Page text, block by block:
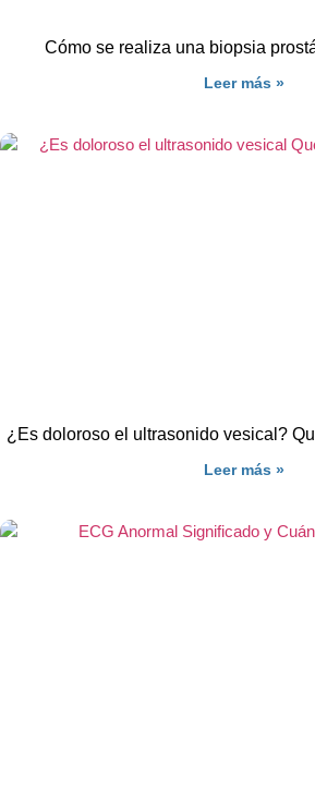
Cómo se realiza una biopsia
Leer más »
¿Es doloroso el ultrasonido vesical?
Leer más »